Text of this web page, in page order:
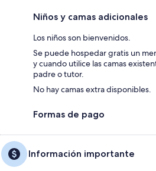
Niños y camas adicionales
Los niños son bienvenidos.
Se puede hospedar gratis un
y cuando utilice las camas
padre o tutor.
No hay camas extra disponibles.
Formas de pago
Información importante